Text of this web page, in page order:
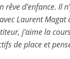
d’enfance. Il
Laurent
j’aime la
de place et